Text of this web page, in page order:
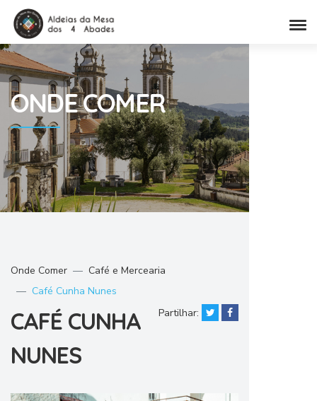
ONDECOMER
Onde Comer
Café e Mercearia
Café Cunha Nunes
Partilhar:
CAFÉ CUNHA
NUNES